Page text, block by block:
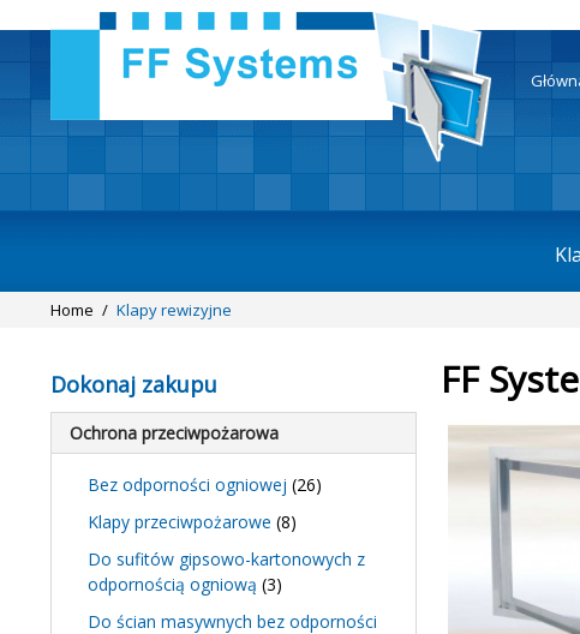
Home / Klapy rewizyjne
Dokonaj zakupu
Ochrona przeciwpożarowa
Bez odporności ogniowej (26)
Klapy przeciwpożarowe (8)
Do sufitów gipsowo-kartonowych z
odpornością ogniową (3)
Do ścian masywnych bez odporności
FF